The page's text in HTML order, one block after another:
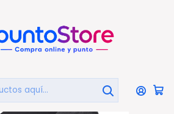
GAMER Mouse Pad Gamer
GXT 752 M Precisión Total - PS